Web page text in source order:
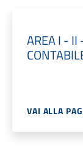
AREA I -
VAI ALLA